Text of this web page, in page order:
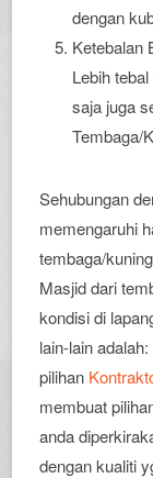
dengan
Ketebalan
Lebih
saja juga
Tembaga/
Sehubungan
memengaruhi
tembaga/
Masjid dari
kondisi di
lain-lain
pilihan
membuat
anda
dengan kualiti